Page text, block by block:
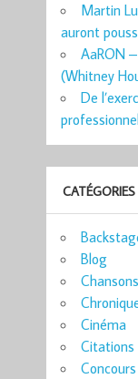
Martin
auront
AaRON
(Whitney
De
professionnel
CATÉGORIES
Blog
Cinéma
Citations
Concours